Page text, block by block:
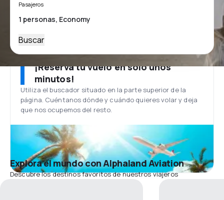
Pasajeros
Buscar
¡Reserva tu vuelo en solo unos
minutos!
Utiliza el buscador situado en la parte superior de la
página. Cuéntanos dónde y cuándo quieres volar y deja
que nos ocupemos del resto.
Explora el mundo con Alphaland Aviation
Descubre los destinos favoritos de nuestros viajeros